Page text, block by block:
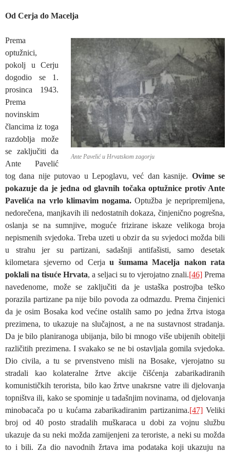
Od Cerja do Macelja
Ante Pavelić u Hrvatskom zagorju
Prema
optužnici,
pokolj u Cerju
dogodio se 1.
prosinca 1943.
Prema
novinskim
člancima iz toga
razdoblja može
se zaključiti da
Ante Pavelić
tog dana nije putovao u Lepoglavu, već dan kasnije. Ovime se
pokazuje da je jedna od glavnih točaka optužnice protiv Ante
Pavelića na vrlo klimavim nogama. Optužba je nepripremljena,
nedorečena, manjkavih ili nedostatnih dokaza, činjenično pogrešna,
oslanja se na sumnjive, moguće frizirane iskaze velikoga broja
nepismenih svjedoka. Treba uzeti u obzir da su svjedoci možda bili
u strahu jer su partizani, sadašnji antifašisti, samo desetak
kilometara sjeverno od Cerja u šumama Macelja nakon rata
poklali na tisuće Hrvata, a seljaci su to vjerojatno znali.[46] Prema
navedenome, može se zaključiti da je ustaška postrojba teško
porazila partizane pa nije bilo povoda za odmazdu. Prema činjenici
da je osim Bosaka kod većine ostalih samo po jedna žrtva istoga
prezimena, to ukazuje na slučajnost, a ne na sustavnost stradanja.
Da je bilo planiranoga ubijanja, bilo bi mnogo više ubijenih obitelji
različitih prezimena. I svakako se ne bi ostavljala gomila svjedoka.
Dio civila, a tu se prvenstveno misli na Bosake, vjerojatno su
stradali kao kolateralne žrtve akcije čišćenja zabarikadiranih
komunističkih terorista, bilo kao žrtve unakrsne vatre ili djelovanja
topništva ili, kako se spominje u tadašnjim novinama, od djelovanja
minobacača po u kućama zabarikadiranim partizanima.[47]Veliki
broj od 40 posto stradalih muškaraca u dobi za vojnu službu
ukazuje da su neki možda zamijenjeni za teroriste, a neki su možda
to i bili. Za dio navodnih žrtava ima podataka koji ukazuju na